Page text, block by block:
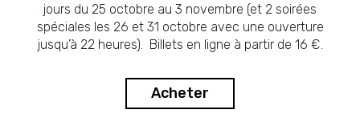
jours du 25 octobre au 3 novembre (et 2 soirées
spéciales les 26 et 31 octobre avec une ouverture
jusqu’à 22 heures). Billets en ligne à partir de 16 €.
Acheter